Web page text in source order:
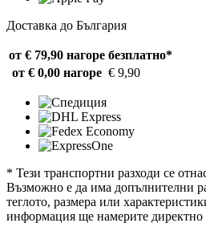
Доставка до България
от € 79,90 нагоре безплатно*
от € 0,00 нагоре € 9,90
* Тези транспортни разходи се
Възможно е да има допълнителни
теглото, размера или
информация ще намерите директно